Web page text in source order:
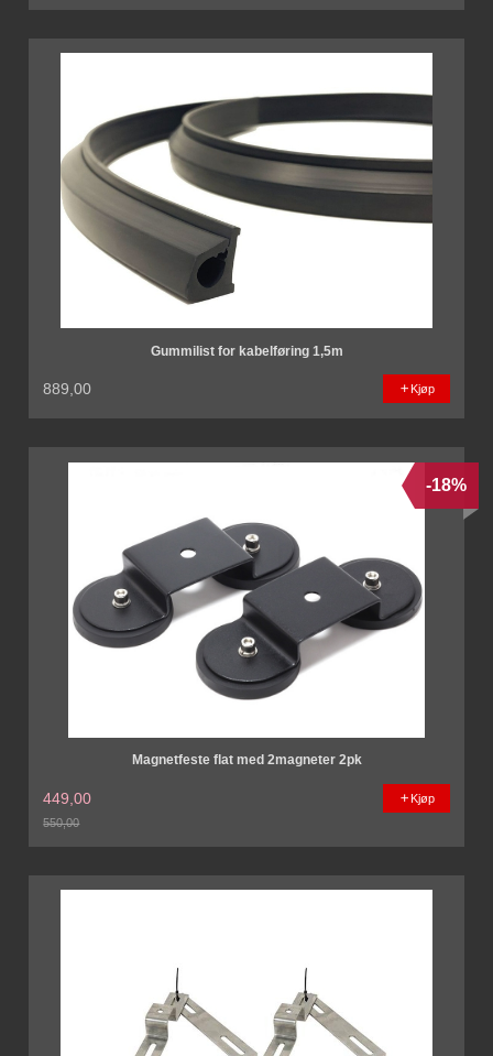
Gummilist for kabelføring 1,5m
889,00 Kjøp
Magnetfeste flat med 2magneter 2pk
449,00
550,00
-18%
Kjøp